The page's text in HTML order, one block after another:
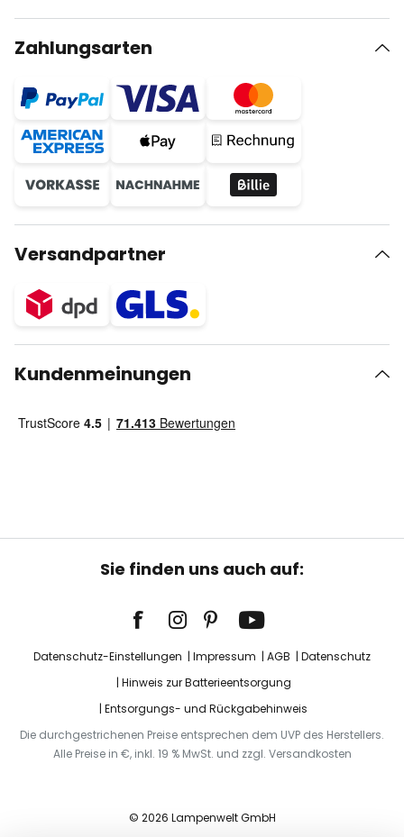
Zahlungsarten
Versandpartner
Kundenmeinungen
Sie finden uns auch auf:
Datenschutz-Einstellungen Impressum AGB
Datenschutz
Hinweis zur Batterieentsorgung
Entsorgungs- und Rückgabehinweis
Die durchgestrichenen Preise entsprechen dem UVP des Herstellers.
Alle Preise in €, inkl. 19 % MwSt. und zzgl. Versandkosten
© 2026 Lampenwelt GmbH